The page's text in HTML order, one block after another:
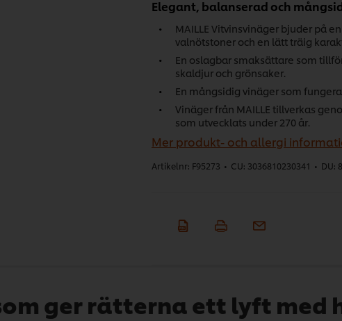
Elegant, balanserad och
MAILLE Vitvinsvinäger bjuder på
valnötstoner och en lätt träig
En oslagbar smaksättare som
skaldjur och grönsaker.
En mångsidig vinäger som
Vinäger från MAILLE tillverkas
som utvecklats under 270 år.
Mer produkt- och allergi
Artikelnr: F95273 • CU: 3036810230341 • DU:
ger rätterna ett lyft med